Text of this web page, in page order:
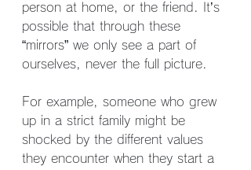
person at home, or the friend. It’s
possible that through these
“mirrors” we only see a part of
ourselves, never the full picture.
For example, someone who grew
up in a strict family might be
shocked by the different values
they encounter when they start a